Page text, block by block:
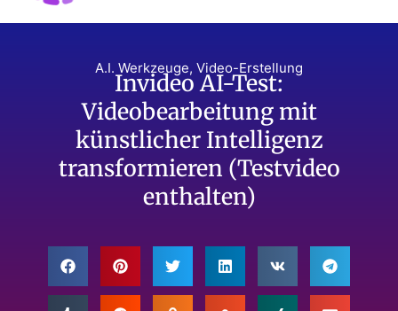
A.I. Werkzeuge, Video-Erstellung
Invideo AI-Test:
Videobearbeitung mit
künstlicher Intelligenz
transformieren (Testvideo
enthalten)